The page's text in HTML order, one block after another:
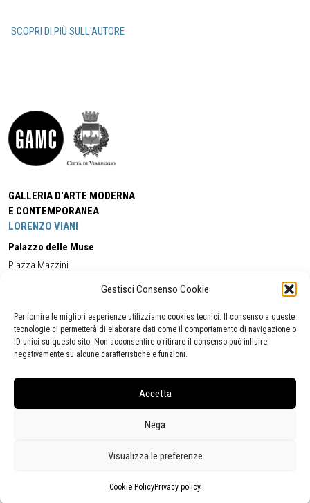
Gestisci Consenso Cookie
Per fornire le migliori esperienze utilizziamo cookies tecnici. Il consenso a queste
tecnologie ci permetterà di elaborare dati come il comportamento di navigazione o
ID unici su questo sito. Non acconsentire o ritirare il consenso può influire
negativamente su alcune caratteristiche e funzioni.
Accetta
Nega
Visualizza le preferenze
Cookie PolicyPrivacy policy
SCOPRI DI PIÙ SULL'AUTORE
GALLERIA D'ARTE MODERNA
E CONTEMPORANEA
LORENZO VIANI
Palazzo delle Muse
Piazza Mazzini
Cell:+39 338 5714978 (orario apertura Galleria)
Tel:
+39 0584 944580
(orario 09.00/13.00)
Email:gamc@comune.viareggio.lu.it
Segnalazione di inaccessibilità